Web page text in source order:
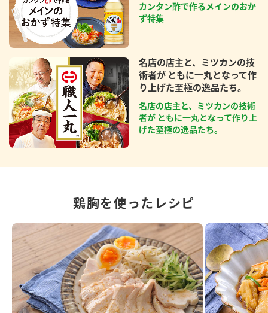
カンタン酢で作るメインのおか
ず特集
名店の店主と、ミツカンの技
術者が ともに一丸となって作
り上げた至極の逸品たち。
名店の店主と、ミツカンの技術
者が ともに一丸となって作り上
げた至極の逸品たち。
鶏胸を使ったレシピ